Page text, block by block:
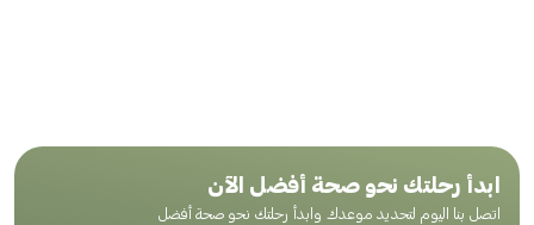
ابدأ رحلتك نحو صحة أفضل الآن
اتصل بنا اليوم لتحديد موعدك وابدأ رحلتك نحو صحة أفضل